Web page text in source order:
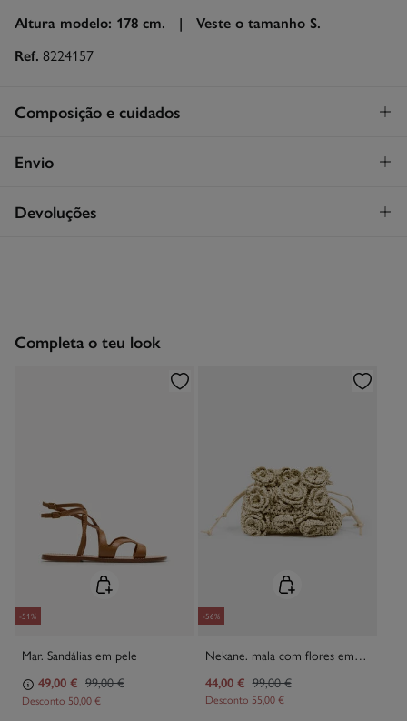
Altura modelo: 178 cm. | Veste o tamanho S.
Ref. 8224157
Composição e cuidados
Composição
Cuidados
Limpeza a seco com percloroetileno.
Envio
Levantamento na loja em Portugal
Continental
GRATUITO!
Devoluções
Completa o teu look
-51%
Mar. Sandálias em pele
49,00 € 99,00 €
Desconto 50,00 €
-56%
Nekane. mala com flores em fibras naturais
44,00 € 99,00 €
Desconto 55,00 €